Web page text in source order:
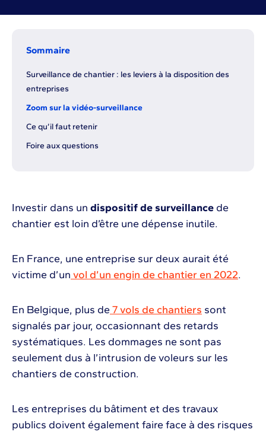
Sommaire
Surveillance de chantier : les leviers à la disposition des
entreprises
Zoom sur la vidéo-surveillance
Ce qu’il faut retenir
Foire aux questions
Investir dans un dispositif de surveillance de
chantier est loin d’être une dépense inutile.
En France, une entreprise sur deux aurait été
victime d’un vol d’un engin de chantier en 2022.
En Belgique, plus de 7 vols de chantiers sont
signalés par jour, occasionnant des retards
systématiques. Les dommages ne sont pas
seulement dus à l’intrusion de voleurs sur les
chantiers de construction.
Les entreprises du bâtiment et des travaux
publics doivent également faire face à des risques